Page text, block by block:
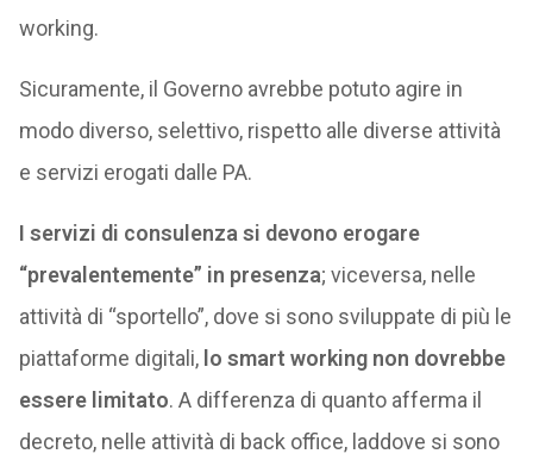
working.
Sicuramente, il Governo avrebbe potuto agire in
modo diverso, selettivo, rispetto alle diverse attività
e servizi erogati dalle PA.
I servizi di consulenza si devono erogare
“prevalentemente” in presenza; viceversa, nelle
attività di “sportello”, dove si sono sviluppate di più le
piattaforme digitali, lo smart working non dovrebbe
essere limitato. A differenza di quanto afferma il
decreto, nelle attività di back office, laddove si sono